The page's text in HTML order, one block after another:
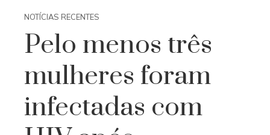
NOTÍCIAS RECENTES
Pelo menos três
mulheres foram
infectadas com